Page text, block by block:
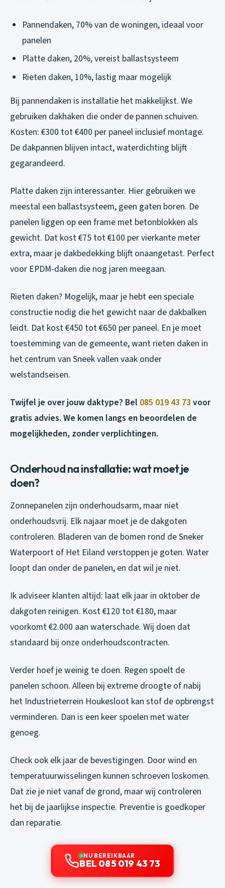
Pannendaken, 70% van de woningen, ideaal voor
panelen
Platte daken, 20%, vereist ballastsysteem
Rieten daken, 10%, lastig maar mogelijk
Bij pannendaken is installatie het makkelijkst. We
gebruiken dakhaken die onder de pannen schuiven.
Kosten: €300 tot €400 per paneel inclusief montage.
De dakpannen blijven intact, waterdichting blijft
gegarandeerd.
Platte daken zijn interessanter. Hier gebruiken we
meestal een ballastsysteem, geen gaten boren. De
panelen liggen op een frame met betonblokken als
gewicht. Dat kost €75 tot €100 per vierkante meter
extra, maar je dakbedekking blijft onaangetast. Perfect
voor EPDM-daken die nog jaren meegaan.
Rieten daken? Mogelijk, maar je hebt een speciale
constructie nodig die het gewicht naar de dakbalken
leidt. Dat kost €450 tot €650 per paneel. En je moet
toestemming van de gemeente, want rieten daken in
het centrum van Sneek vallen vaak onder
welstandseisen.
Twijfel je over jouw daktype? Bel 085 019 43 73 voor
gratis advies. We komen langs en beoordelen de
mogelijkheden, zonder verplichtingen.
Onderhoud na installatie: wat moet je
doen?
Zonnepanelen zijn onderhoudsarm, maar niet
onderhoudsvrij. Elk najaar moet je de dakgoten
controleren. Bladeren van de bomen rond de Sneker
Waterpoort of Het Eiland verstoppen je goten. Water
loopt dan onder de panelen, en dat wil je niet.
Ik adviseer klanten altijd: laat elk jaar in oktober de
dakgoten reinigen. Kost €120 tot €180, maar
voorkomt €2.000 aan waterschade. Wij doen dat
standaard bij onze onderhoudscontracten.
Verder hoef je weinig te doen. Regen spoelt de
panelen schoon. Alleen bij extreme droogte of nabij
het Industrieterrein Houkesloot kan stof de opbrengst
verminderen. Dan is een keer spoelen met water
genoeg.
Check ook elk jaar de bevestigingen. Door wind en
temperatuurwisselingen kunnen schroeven loskomen.
Dat zie je niet vanaf de grond, maar wij controleren
het bij de jaarlijkse inspectie. Preventie is goedkoper
dan reparatie.
NU BEREIKBAAR
BEL 085 019 43 73